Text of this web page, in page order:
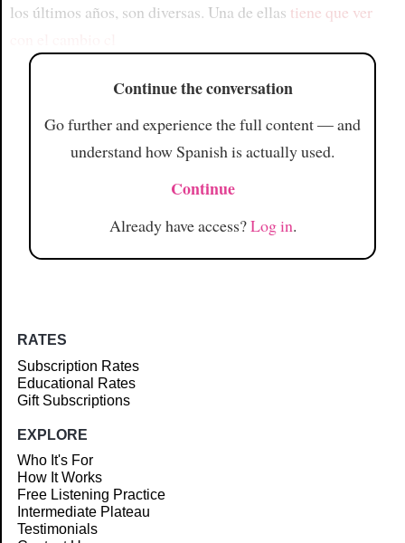
los últimos años, son diversas. Una de ellas tiene que ver
Continue the conversation
Go further and experience the full content — and
understand how Spanish is actually used.
Continue
Already have access?Log in.
RATES
Subscription Rates
Educational Rates
Gift Subscriptions
EXPLORE
Who It's For
How It Works
Free Listening Practice
Intermediate Plateau
Testimonials